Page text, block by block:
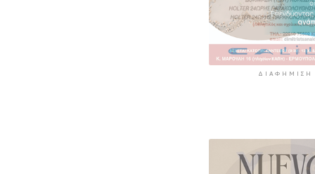
ΔΙΑΦΉΜΙΣΗ